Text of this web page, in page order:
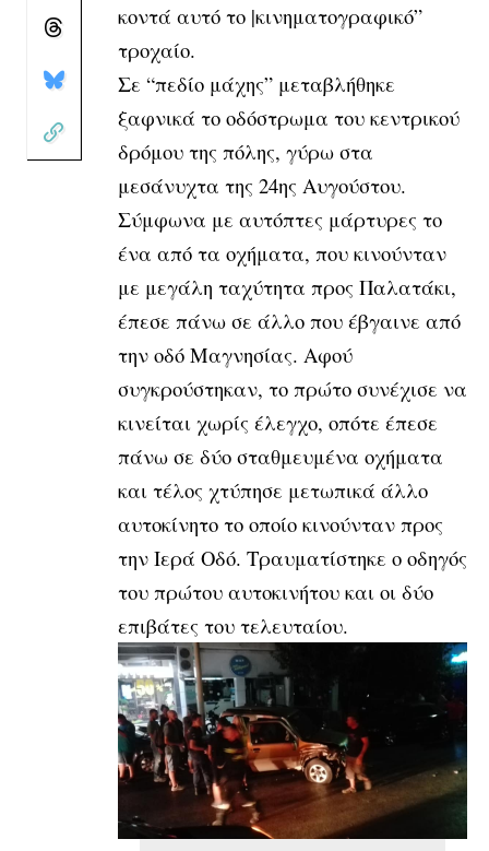
κοντά αυτό το |κινηματογραφικό”
τροχαίο.
Σε “πεδίο μάχης” μεταβλήθηκε
ξαφνικά το οδόστρωμα του κεντρικού
δρόμου της πόλης, γύρω στα
μεσάνυχτα της 24ης Αυγούστου.
Σύμφωνα με αυτόπτες μάρτυρες το
ένα από τα οχήματα, που κινούνταν
με μεγάλη ταχύτητα προς Παλατάκι,
έπεσε πάνω σε άλλο που έβγαινε από
την οδό Μαγνησίας. Αφού
συγκρούστηκαν, το πρώτο συνέχισε να
κινείται χωρίς έλεγχο, οπότε έπεσε
πάνω σε δύο σταθμευμένα οχήματα
και τέλος χτύπησε μετωπικά άλλο
αυτοκίνητο το οποίο κινούνταν προς
την Ιερά Οδό. Τραυματίστηκε ο οδηγός
του πρώτου αυτοκινήτου και οι δύο
επιβάτες του τελευταίου.